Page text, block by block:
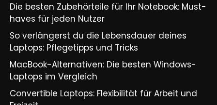
Die besten Zubehörteile für Ihr Notebook: Must-
haves für jeden Nutzer
So verlängerst du die Lebensdauer deines
Laptops: Pflegetipps und Tricks​
MacBook-Alternativen: Die besten Windows-
Laptops im Vergleich​
Convertible Laptops: Flexibilität für Arbeit und